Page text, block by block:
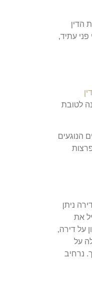
הדין
עתיד,
לטובת
הנוגעים
ניתן
את
על דירה,
על
נרחיב